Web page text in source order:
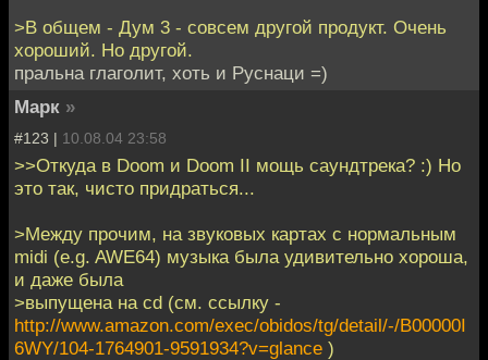
>В общем - Дум 3 - совсем другой продукт. Очень
хороший. Но другой.
пральна глаголит, хоть и Руснаци =)
Марк »
#123 | 10.08.04 23:58
>>Откуда в Doom и Doom II мощь саундтрека? :) Но
это так, чисто придраться...
>Между прочим, на звуковых картах с нормальным
midi (e.g. AWE64) музыка была удивительно хороша,
и даже была
>выпущена на cd (см. ссылку -
http://www.amazon.com/exec/obidos/tg/detail/-/B00000I
6WY/104-1764901-9591934?v=glance )